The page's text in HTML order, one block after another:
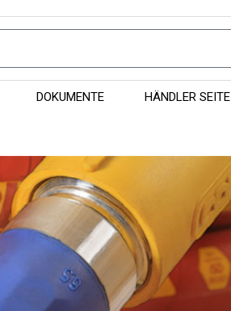
DOKUMENTE HÄNDLER SEITE